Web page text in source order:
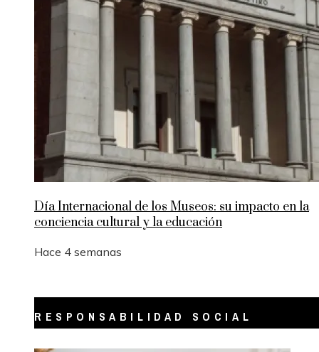
Día Internacional de los Museos: su impacto en la
conciencia cultural y la educación
Hace 4 semanas
RESPONSABILIDAD SOCIAL